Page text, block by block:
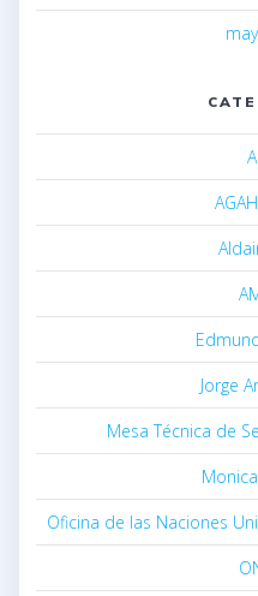
Jorge
Mesa Técnica de
Oficina de las Naciones